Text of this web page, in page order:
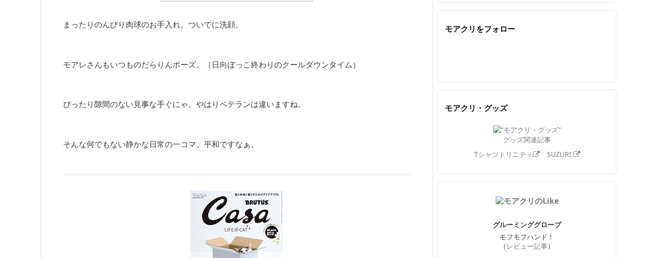
まったりのんびり肉球のお手入れ。ついでに洗顔。
モアレさんもいつものだらりんポーズ。（日向ぼっこ終わりのクールダウンタイム）
ぴったり隙間のない見事な手ぐにゃ。やはりベテランは違いますね。
そんな何でもない静かな日常の一コマ。平和ですなぁ。
モアクリをフォロー
モアクリ・グッズ
グッズ関連記事
Tシャツトリニティ
SUZURI
グルーミンググローブ
モフモフハンド！
（ レビュー記事）